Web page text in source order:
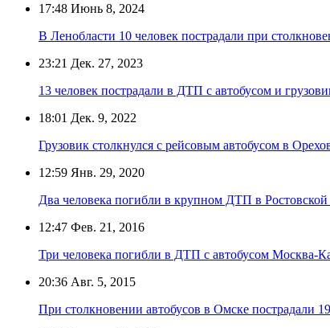
17:48 Июнь 8, 2024
В Ленобласти 10 человек пострадали при
23:21 Дек. 27, 2023
13 человек пострадали в ДТП с автобусом и
18:01 Дек. 9, 2022
Грузовик столкнулся с рейсовым автобусом в
12:59 Янв. 29, 2020
Два человека погибли в крупном ДТП в Ростовской
12:47 Фев. 21, 2016
Три человека погибли в ДТП с автобусом Москва-
20:36 Авг. 5, 2015
При столкновении автобусов в Омске пострадали